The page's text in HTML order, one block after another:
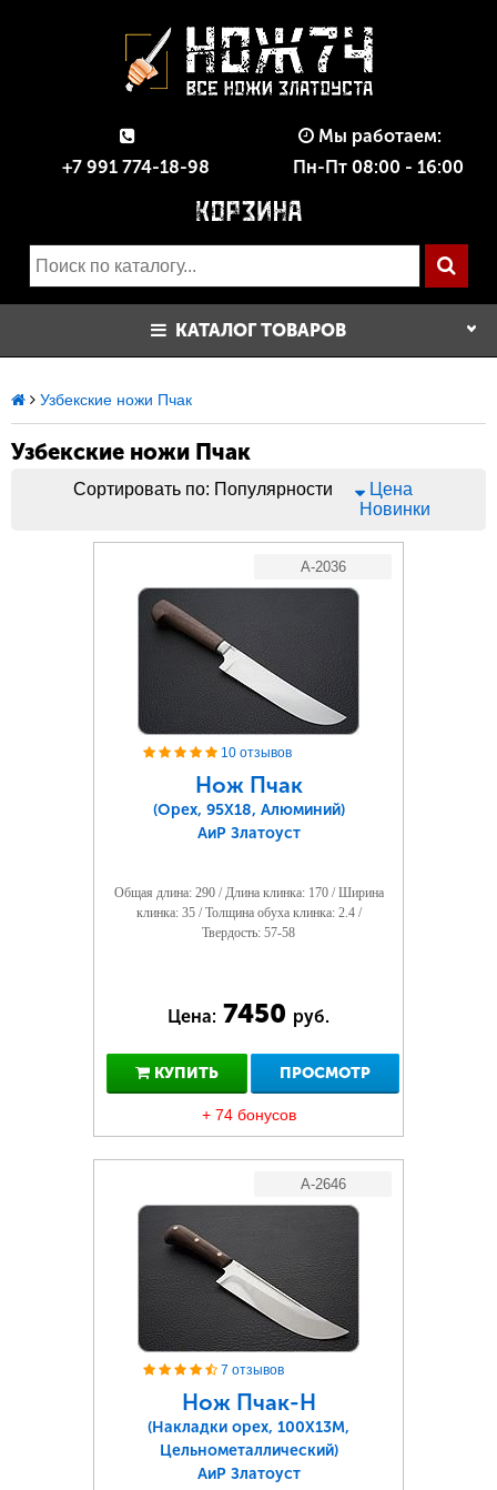
+7 991 774-18-98
Мы работаем:
Пн-Пт 08:00 - 16:00
КАТАЛОГ ТОВАРОВ
Узбекские ножи Пчак
Узбекские ножи Пчак
Сортировать по: Популярности
Цена
Новинки
A-2036
10 отзывов
Нож Пчак
(Орех, 95Х18, Алюминий)
АиР Златоуст
Общая длина: 290 / Длина клинка: 170 / Ширина
клинка: 35 / Толщина обуха клинка: 2.4 /
Твердость: 57-58
Цена: 7450 руб.
КУПИТЬ ПРОСМОТР
+ 74 бонусов
A-2646
7 отзывов
Нож Пчак-Н
(Накладки орех, 100Х13М,
Цельнометаллический)
АиР Златоуст